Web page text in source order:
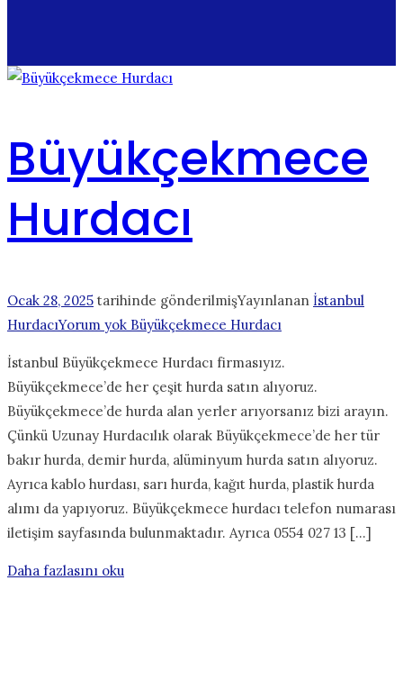
Büyükçekmece
Hurdacı
Ocak 28, 2025 tarihinde gönderilmişYayınlanan İstanbul
HurdacıYorum yok Büyükçekmece Hurdacı
İstanbul Büyükçekmece Hurdacı firmasıyız.
Büyükçekmece’de her çeşit hurda satın alıyoruz.
Büyükçekmece’de hurda alan yerler arıyorsanız bizi arayın.
Çünkü Uzunay Hurdacılık olarak Büyükçekmece’de her tür
bakır hurda, demir hurda, alüminyum hurda satın alıyoruz.
Ayrıca kablo hurdası, sarı hurda, kağıt hurda, plastik hurda
alımı da yapıyoruz. Büyükçekmece hurdacı telefon numarası
iletişim sayfasında bulunmaktadır. Ayrıca 0554 027 13 […]
Daha fazlasını oku